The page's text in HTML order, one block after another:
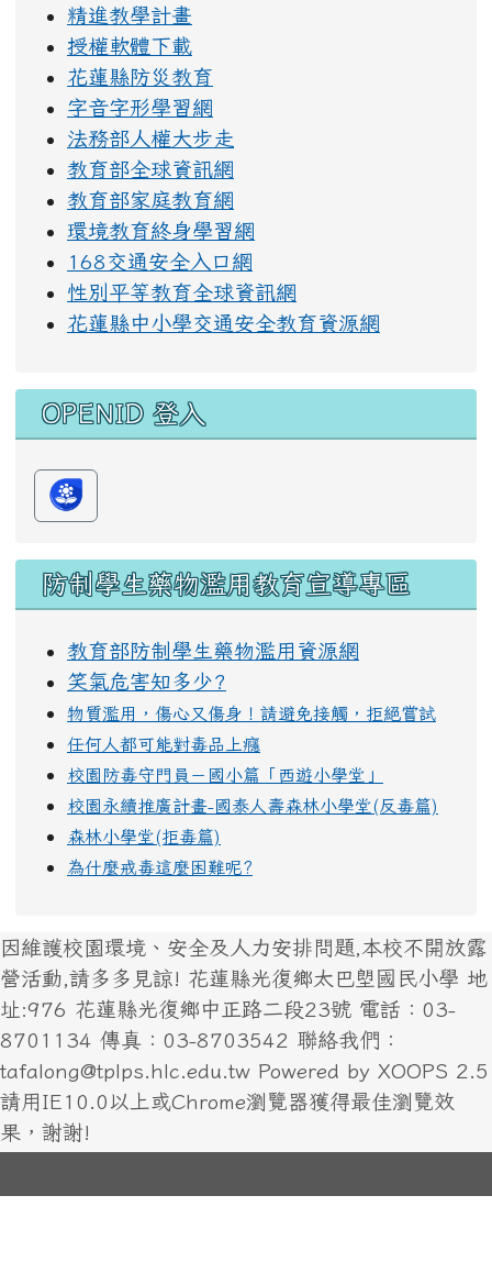
精進教學計畫
授權軟體下載
花蓮縣防災教育
字音字形學習網
法務部人權大步走
教育部全球資訊網
教育部家庭教育網
環境教育終身學習網
168交通安全入口網
性別平等教育全球資訊網
花蓮縣中小學交通安全教育資源網
OPENID 登入
防制學生藥物濫用教育宣導專區
教育部防制學生藥物濫用資源網
笑氣危害知多少?
物質濫用，傷心又傷身！請避免接觸，拒絕嘗試
任何人都可能對毒品上癮
校園防毒守門員－國小篇「西遊小學堂」
校園永續推廣計畫-國泰人壽森林小學堂(反毒篇)
森林小學堂(拒毒篇)
為什麼戒毒這麼困難呢?
因維護校園環境、安全及人力安排問題,本校不開放露
營活動,請多多見諒! 花蓮縣光復鄉太巴塱國民小學 地
址:976 花蓮縣光復鄉中正路二段23號 電話：03-
8701134 傳真：03-8703542 聯絡我們：
tafalong@tplps.hlc.edu.tw Powered by XOOPS 2.5
請用IE10.0以上或Chrome瀏覽器獲得最佳瀏覽效
果，謝謝!